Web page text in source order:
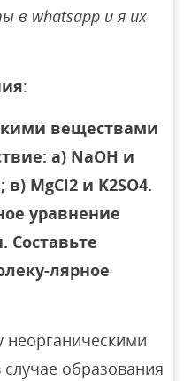
в whatsapp и я их
:
веществами
а) NaOH и
в) MgCl2 и K2SO4.
уравнение
лярное
образования